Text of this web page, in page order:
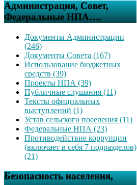
Администрация, Совет,
Федеральные НПА….
Документы Администрации
(246)
Документы Совета (167)
Использование бюджетных
средств (39)
Проекты НПА (39)
Публичные слушания (11)
Тексты официальных
выступлений (1)
Устав сельского поселения (11)
Федеральные НПА (23)
Противодействие коррупции
(включает в себя 7 подразделов)
(21)
Безопасность населения,